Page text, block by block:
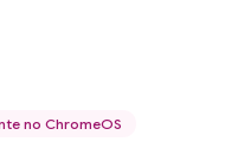
no ChromeOS